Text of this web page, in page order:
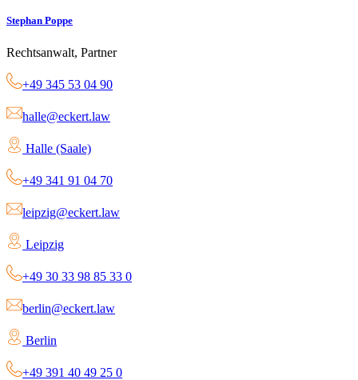
Stephan Poppe
Rechtsanwalt, Partner
+49 345 53 04 90
halle@eckert.law
Halle (Saale)
+49 341 91 04 70
leipzig@eckert.law
Leipzig
+49 30 33 98 85 33 0
berlin@eckert.law
Berlin
+49 391 40 49 25 0